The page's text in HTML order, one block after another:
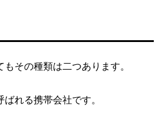
その種類は二つあります。
れる携帯会社です。